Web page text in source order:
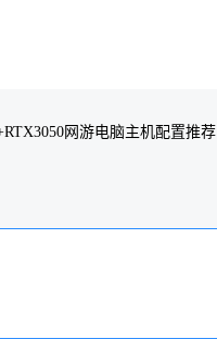
￥75网游电脑主机配置推荐